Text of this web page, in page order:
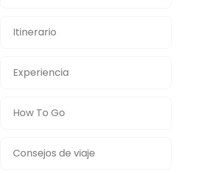
Itinerario
Experiencia
How To Go
Consejos de viaje